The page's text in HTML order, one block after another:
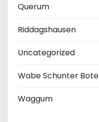
r
i
e
Querum
Riddagshausen
Uncategorized
Wabe Schunter Bote
Waggum